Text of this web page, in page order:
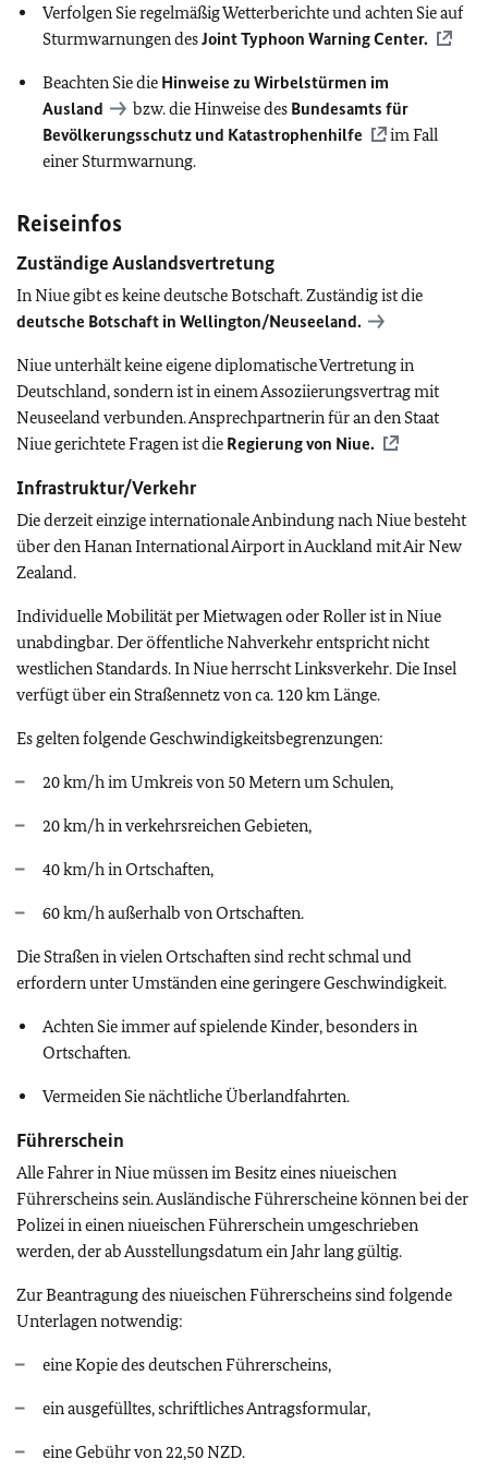
Verfolgen Sie regelmäßig Wetterberichte und achten Sie auf
Sturmwarnungen desJoint Typhoon Warning Center.
Beachten Sie die Hinweise zu Wirbelstürmen im
Ausland
bzw. die Hinweise des Bundesamts für
Bevölkerungsschutz und Katastrophenhilfe
im Fall
einer Sturmwarnung.
Reiseinfos
Zuständige Auslandsvertretung
In Niue gibt es keine deutsche Botschaft. Zuständig ist die
deutsche Botschaft in Wellington/Neuseeland.
Niue unterhält keine eigene diplomatische Vertretung in
Deutschland, sondern ist in einem Assoziierungsvertrag mit
Neuseeland verbunden. Ansprechpartnerin für an den Staat
Niue gerichtete Fragen ist die Regierung von Niue.
Infrastruktur/Verkehr
Die derzeit einzige internationale Anbindung nach Niue besteht
über den Hanan International Airport in Auckland mit Air New
Zealand.
Individuelle Mobilität per Mietwagen oder Roller ist in Niue
unabdingbar. Der öffentliche Nahverkehr entspricht nicht
westlichen Standards. In Niue herrscht Linksverkehr. Die Insel
verfügt über ein Straßennetz von ca. 120 km Länge.
Es gelten folgende Geschwindigkeitsbegrenzungen:
20 km/h im Umkreis von 50 Metern um Schulen,
20 km/h in verkehrsreichen Gebieten,
40 km/h in Ortschaften,
60 km/h außerhalb von Ortschaften.
Die Straßen in vielen Ortschaften sind recht schmal und
erfordern unter Umständen eine geringere Geschwindigkeit.
Achten Sie immer auf spielende Kinder, besonders in
Ortschaften.
Vermeiden Sie nächtliche Überlandfahrten.
Führerschein
Alle Fahrer in Niue müssen im Besitz eines niueischen
Führerscheins sein. Ausländische Führerscheine können bei der
Polizei in einen niueischen Führerschein umgeschrieben
werden, der ab Ausstellungsdatum ein Jahr lang gültig.
Zur Beantragung des niueischen Führerscheins sind folgende
Unterlagen notwendig:
eine Kopie des deutschen Führerscheins,
ein ausgefülltes, schriftliches Antragsformular,
eine Gebühr von 22,50 NZD.